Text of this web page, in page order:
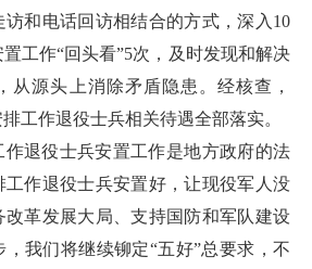
和电话回访相结合的方式，深入10
工作“回头看”5次，及时发现和解决
从源头上消除矛盾隐患。经核查，
工作退役士兵相关待遇全部落实。
作退役士兵安置工作是地方政府的法
工作退役士兵安置好，让现役军人没
革发展大局、支持国防和军队建设
我们将继续铆定“五好”总要求，不